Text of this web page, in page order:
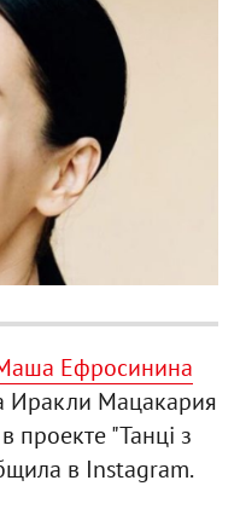
Ефросинина
Иракли Мацакария
проекте "Танці з
в Instagram.